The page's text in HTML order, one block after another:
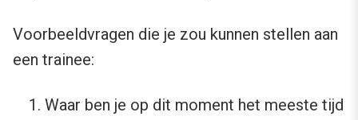
Voorbeeldvragen die je zou kunnen stellen aan
een trainee:
Waar ben je op dit moment het meeste tijd